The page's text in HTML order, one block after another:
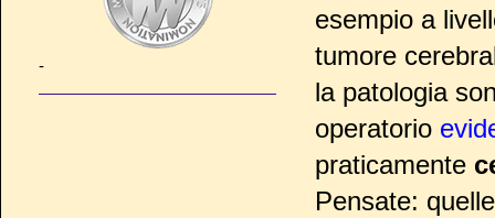
esempio a
tumore
la patologia
operatorio
praticamente
Pensate:
-